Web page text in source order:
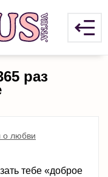
раз
о любви
тебе «доброе